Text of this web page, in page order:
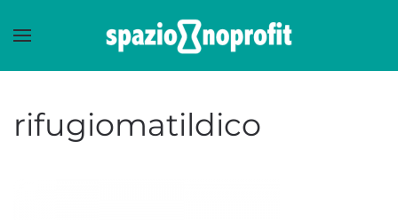
Skip to main content
rifugiomatildico